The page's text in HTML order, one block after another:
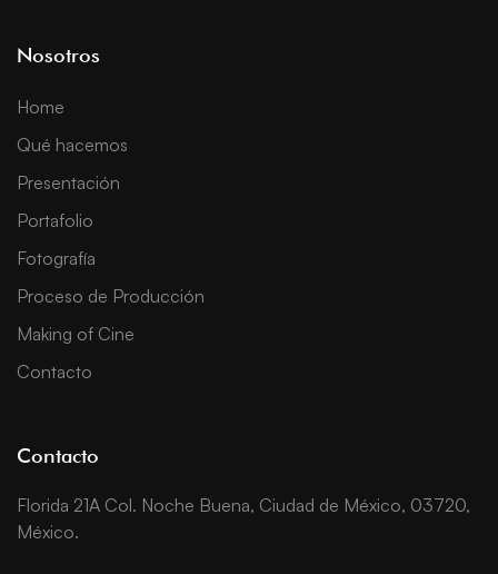
Nosotros
Home
Qué hacemos
Presentación
Portafolio
Fotografía
Proceso de Producción
Making of Cine
Contacto
Contacto
Florida 21A Col. Noche Buena, Ciudad de México, 03720,
México.